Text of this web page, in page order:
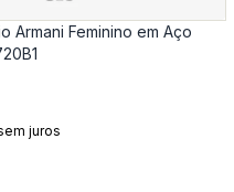
Armani Feminino em Aço
juros